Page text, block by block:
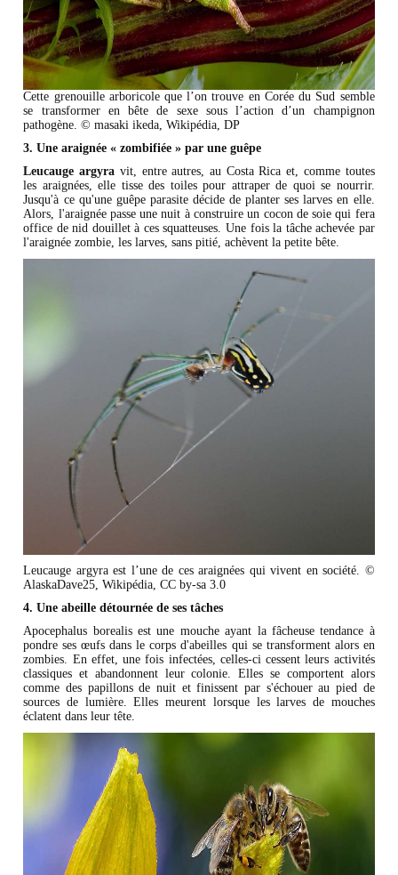
Cette grenouille arboricole que l’on trouve en Corée du Sud semble
se transformer en bête de sexe sous l’action d’un champignon
pathogène. © masaki ikeda, Wikipédia, DP
3. Une araignée « zombifiée » par une guêpe
Leucauge argyra vit, entre autres, au Costa Rica et, comme toutes
les araignées, elle tisse des toiles pour attraper de quoi se nourrir.
Jusqu'à ce qu'une guêpe parasite décide de planter ses larves en elle.
Alors, l'araignée passe une nuit à construire un cocon de soie qui fera
office de nid douillet à ces squatteuses. Une fois la tâche achevée par
l'araignée zombie, les larves, sans pitié, achèvent la petite bête.
Leucauge argyra est l’une de ces araignées qui vivent en société. ©
AlaskaDave25, Wikipédia, CC by-sa 3.0
4. Une abeille détournée de ses tâches
Apocephalus borealis est une mouche ayant la fâcheuse tendance à
pondre ses œufs dans le corps d'abeilles qui se transforment alors en
zombies. En effet, une fois infectées, celles-ci cessent leurs activités
classiques et abandonnent leur colonie. Elles se comportent alors
comme des papillons de nuit et finissent par s'échouer au pied de
sources de lumière. Elles meurent lorsque les larves de mouches
éclatent dans leur tête.